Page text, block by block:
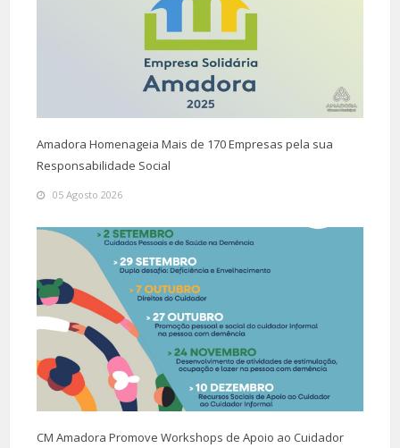
Amadora Homenageia Mais de 170 Empresas pela sua
Responsabilidade Social
05 Agosto 2026
CM Amadora Promove Workshops de Apoio ao Cuidador